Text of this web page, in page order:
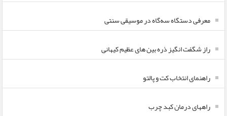
معرفی دستگاه سه‌گاه در موسیقی سنتی
راز شگفت انگیز ذره بین های عظیم کیهانی
راهنمای انتخاب کت و پالتو
راههای درمان کبد چرب